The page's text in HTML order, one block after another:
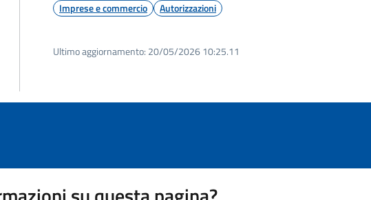
Imprese e commercio Autorizzazioni
Ultimo aggiornamento: 20/05/2026 10:25.11